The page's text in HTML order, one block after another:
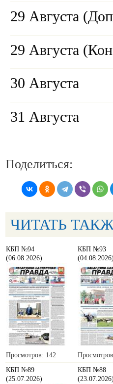
29 Августа
29 Августа
30 Августа
31 Августа
Поделиться:
ЧИТАТЬ
КБП №94
(06.08.2026)
Просмотров: 142
КБП №93
(04.08.2026)
КБП №89
(25.07.2026)
КБП №88
(23.07.2026)